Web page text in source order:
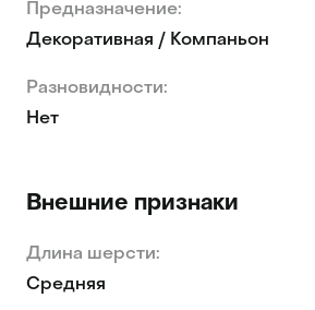
Предназначение:
Декоративная / Компаньон
Разновидности:
Нет
Внешние признаки
Длина шерсти:
Средняя